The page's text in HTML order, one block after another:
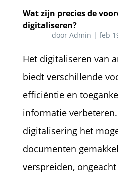
Wat zijn precies de
digitaliseren?
door Admin | feb
Het digitaliseren van
biedt verschillende
efficiëntie en
informatie
digitalisering het
documenten
verspreiden,